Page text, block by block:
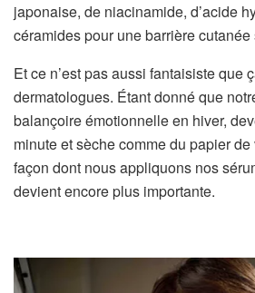
japonaise, de niacinamide, d’acide
céramides pour une barrière
Et ce n’est pas aussi fantaisiste que
dermatologues. Étant donné que
balançoire émotionnelle en hiver,
minute et sèche comme du papier
façon dont nous appliquons nos
devient encore plus importante.